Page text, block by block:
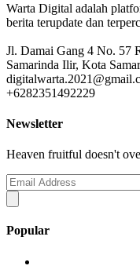
Warta Digital adalah
berita terupdate dan
Jl. Damai Gang 4 No. 57
Samarinda Ilir, Kota
+6282351492229
Newsletter
Heaven fruitful doesn't
Popular